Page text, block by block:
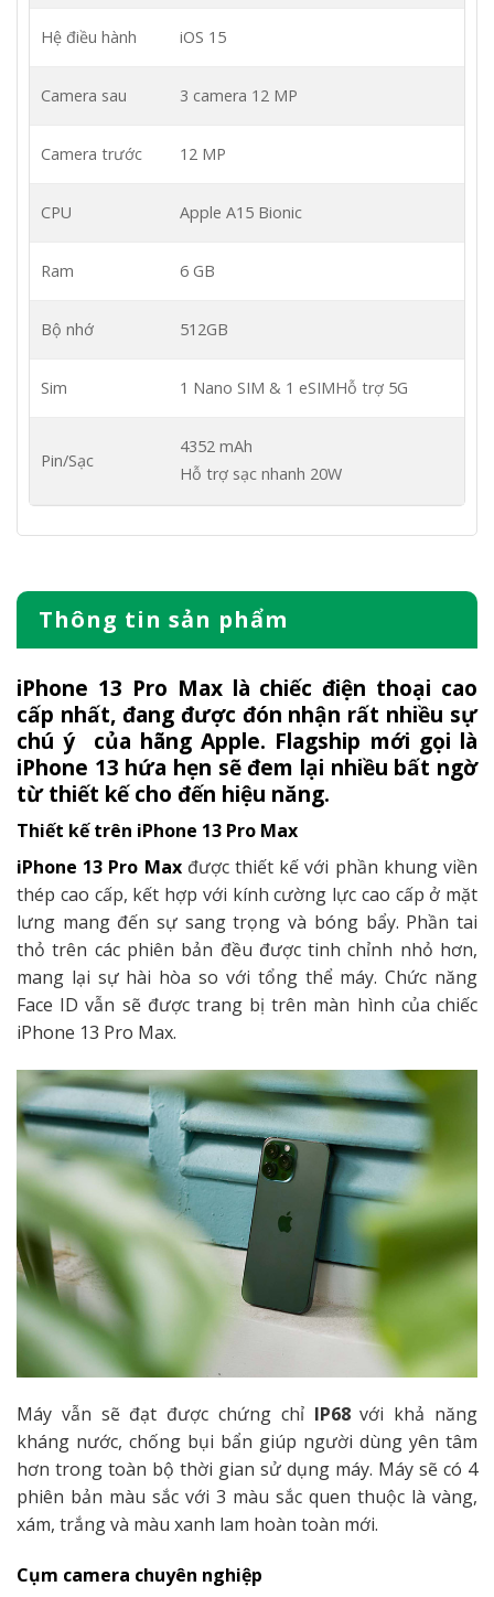
Thông tin sản phẩm
iPhone 13 Pro Max là chiếc điện thoại cao
cấp nhất, đang được đón nhận rất nhiều sự
chú ý của hãng Apple. Flagship mới gọi là
iPhone 13 hứa hẹn sẽ đem lại nhiều bất ngờ
từ thiết kế cho đến hiệu năng.
Thiết kế trên iPhone 13 Pro Max
iPhone 13 Pro Maxđược thiết kế với phần khung viền
thép cao cấp, kết hợp với kính cường lực cao cấp ở mặt
lưng mang đến sự sang trọng và bóng bẩy. Phần tai
thỏ trên các phiên bản đều được tinh chỉnh nhỏ hơn,
mang lại sự hài hòa so với tổng thể máy. Chức năng
Face ID vẫn sẽ được trang bị trên màn hình của chiếc
iPhone 13 Pro Max.
Máy vẫn sẽ đạt được chứng chỉ IP68với khả năng
kháng nước, chống bụi bẩn giúp người dùng yên tâm
hơn trong toàn bộ thời gian sử dụng máy. Máy sẽ có 4
phiên bản màu sắc với 3 màu sắc quen thuộc là vàng,
xám, trắng và màu xanh lam hoàn toàn mới.
Cụm camera chuyên nghiệp
Hệ điều hành iOS 15
Camera sau 3 camera 12 MP
Camera trước 12 MP
CPU Apple A15 Bionic
Ram 6 GB
Bộ nhớ 512GB
Sim 1 Nano SIM & 1 eSIMHỗ trợ 5G
Pin/Sạc
4352 mAh
Hỗ trợ sạc nhanh 20W